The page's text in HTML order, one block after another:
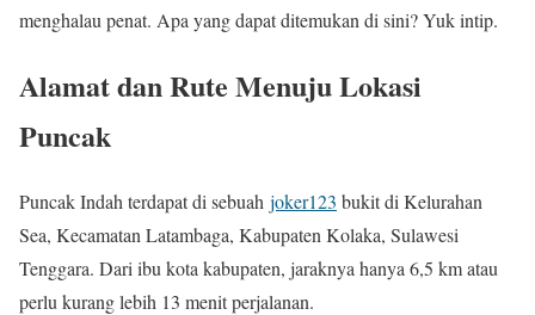
menghalau penat. Apa yang dapat ditemukan di sini? Yuk intip.
Alamat dan Rute Menuju Lokasi
Puncak
Puncak Indah terdapat di sebuah joker123 bukit di Kelurahan
Sea, Kecamatan Latambaga, Kabupaten Kolaka, Sulawesi
Tenggara. Dari ibu kota kabupaten, jaraknya hanya 6,5 km atau
perlu kurang lebih 13 menit perjalanan.